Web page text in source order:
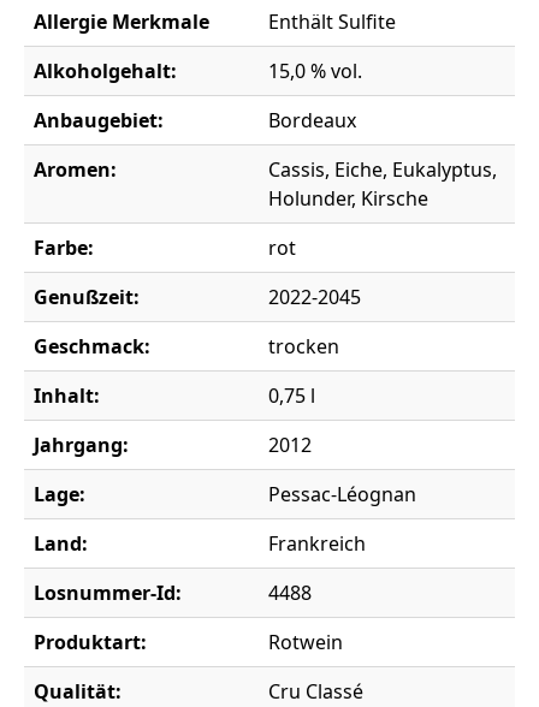
Allergie Merkmale
Enthält Sulfite
Alkoholgehalt:
15,0 % vol.
Anbaugebiet:
Bordeaux
Aromen:
Cassis, Eiche, Eukalyptus,
Holunder, Kirsche
Farbe:
rot
Genußzeit:
2022-2045
Geschmack:
trocken
Inhalt:
0,75 l
Jahrgang:
2012
Lage:
Pessac-Léognan
Land:
Frankreich
Losnummer-Id:
4488
Produktart:
Rotwein
Qualität:
Cru Classé